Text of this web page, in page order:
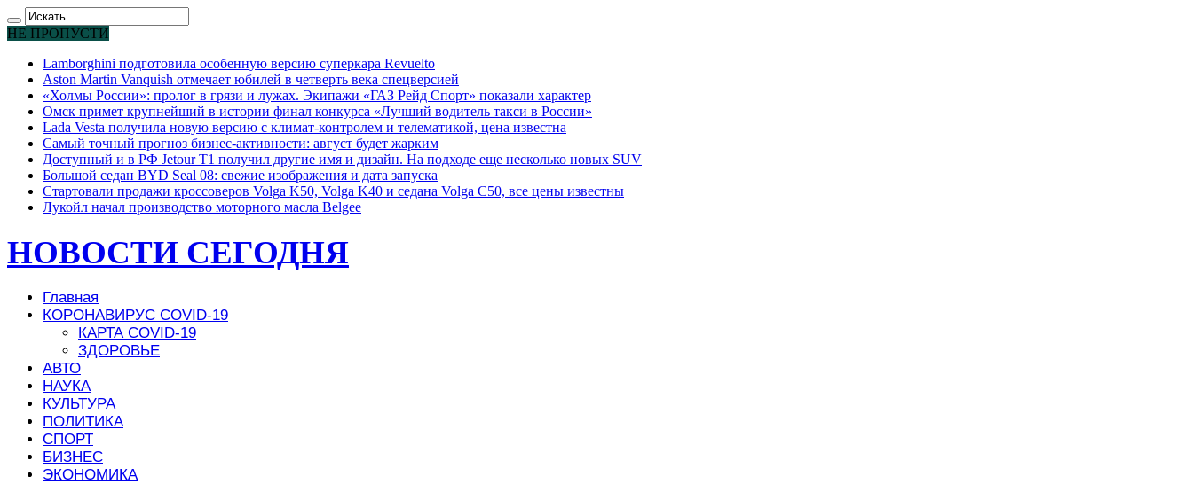
НЕ ПРОПУСТИ
Lamborghini подготовила особенную версию суперкара Revuelto
Aston Martin Vanquish отмечает юбилей в четверть века спецверсией
«Холмы России»: пролог в грязи и лужах. Экипажи «ГАЗ Рейд Спорт» показали характер
Омск примет крупнейший в истории финал конкурса «Лучший водитель такси в России»
Lada Vesta получила новую версию с климат-контролем и телематикой, цена известна
Самый точный прогноз бизнес-активности: август будет жарким
Доступный и в РФ Jetour T1 получил другие имя и дизайн. На подходе еще несколько новых SUV
Большой седан BYD Seal 08: свежие изображения и дата запуска
Стартовали продажи кроссоверов Volga K50, Volga K40 и седана Volga C50, все цены известны
Лукойл начал производство моторного масла Belgee
НОВОСТИ СЕГОДНЯ
Главная
КОРОНАВИРУС COVID-19
КАРТА COVID-19
ЗДОРОВЬЕ
АВТО
НАУКА
КУЛЬТУРА
ПОЛИТИКА
СПОРТ
БИЗНЕС
ЭКОНОМИКА